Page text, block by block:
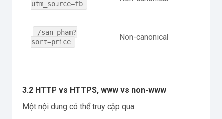
utm_source=fb
/san-pham?
sort=price
Non-canonical
3.2 HTTP vs HTTPS, www vs non-www
Một nội dung có thể truy cập qua: